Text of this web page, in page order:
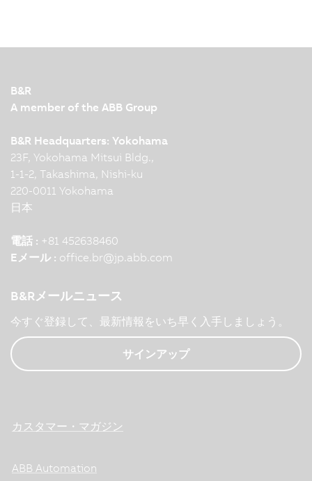
B&R
A member of the ABB Group
B&R Headquarters: Yokohama
23F, Yokohama Mitsui Bldg.,
1-1-2, Takashima, Nishi-ku
220-0011 Yokohama
日本
電話 : +81 452638460
Eメール : office.br@jp.abb.com
B&Rメールニュース
今すぐ登録して、最新情報をいち早く入手しましょう。
サインアップ
カスタマー・マガジン
ABB Automation